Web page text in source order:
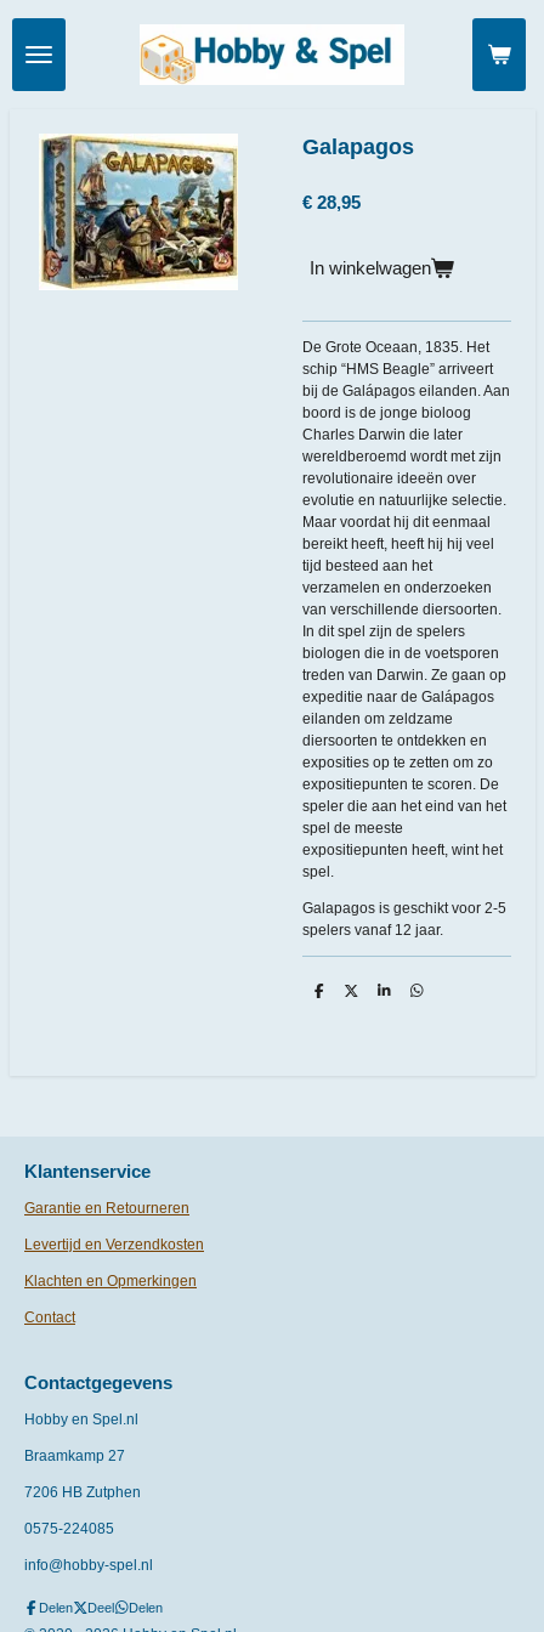
Ga
direct
naar
de
Galapagos
€ 28,95
In winkelwagen
De Grote Oceaan, 1835. Het
schip “HMS Beagle” arriveert
bij de Galápagos eilanden. Aan
boord is de jonge bioloog
Charles Darwin die later
wereldberoemd wordt met zijn
revolutionaire ideeën over
evolutie en natuurlijke selectie.
Maar voordat hij dit eenmaal
bereikt heeft, heeft hij hij veel
tijd besteed aan het
verzamelen en onderzoeken
van verschillende diersoorten.
In dit spel zijn de spelers
biologen die in de voetsporen
treden van Darwin. Ze gaan op
expeditie naar de Galápagos
eilanden om zeldzame
diersoorten te ontdekken en
exposities op te zetten om zo
expositiepunten te scoren. De
speler die aan het eind van het
spel de meeste
expositiepunten heeft, wint het
spel.
Galapagos is geschikt voor 2-5
spelers vanaf 12 jaar.
D
D
S
D
Klantenservice
Garantie en Retourneren
Levertijd en Verzendkosten
Klachten en Opmerkingen
Contact
Contactgegevens
Hobby en Spel.nl
Braamkamp 27
7206 HB Zutphen
0575-224085
info@hobby-spel.nl
Delen Deel Delen